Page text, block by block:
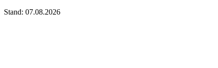
Stand: 07.08.2026